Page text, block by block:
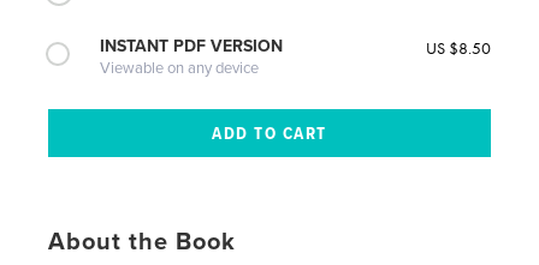
INSTANT PDF VERSION
Viewable on any device
US $8.50
About the Book